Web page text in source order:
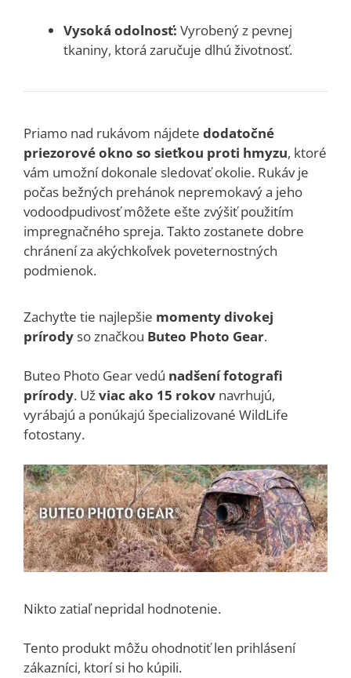
Vysoká odolnosť: Vyrobený z pevnej
tkaniny, ktorá zaručuje dlhú životnosť.
Priamo nad rukávom nájdete dodatočné
priezorové okno so sieťkou proti hmyzu, ktoré
vám umožní dokonale sledovať okolie. Rukáv je
počas bežných prehánok nepremokavý a jeho
vodoodpudivosť môžete ešte zvýšiť použitím
impregnačného spreja. Takto zostanete dobre
chránení za akýchkoľvek poveternostných
podmienok.
Zachyťte tie najlepšie momenty divokej
prírody so značkou Buteo Photo Gear.
Buteo Photo Gear vedú nadšení fotografi
prírody. Užviac ako 15 rokov navrhujú,
vyrábajú a ponúkajú špecializované WildLife
fotostany.
Nikto zatiaľ nepridal hodnotenie.
Tento produkt môžu ohodnotiť len prihlásení
zákazníci, ktorí si ho kúpili.